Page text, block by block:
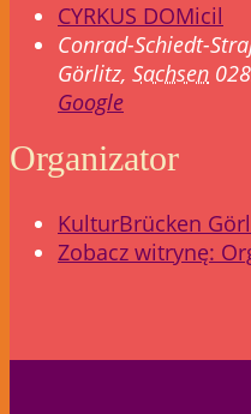
CYRKUS DOMicil
Conrad-Schiedt-
Görlitz, Sachsen
Google
Organizator
KulturBrücken
Zobacz witrynę: